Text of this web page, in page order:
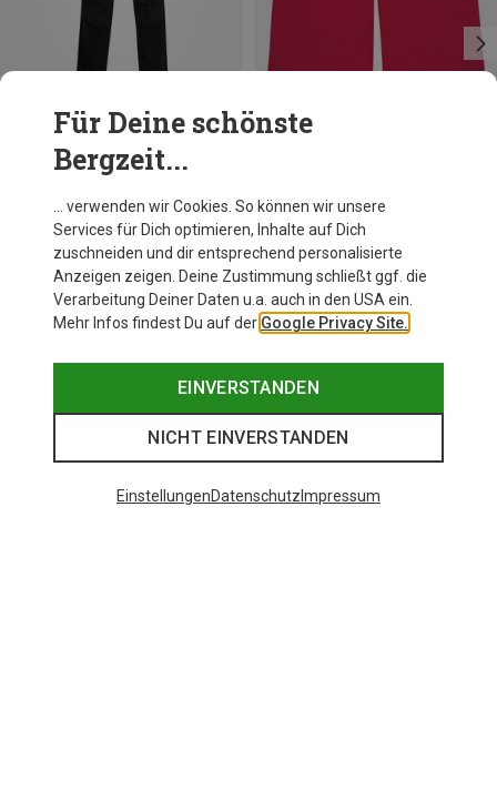
Du sparst 11%
Für Deine schönste
Bergzeit...
… verwenden wir Cookies. So können wir unsere
Services für Dich optimieren, Inhalte auf Dich
zuschneiden und dir entsprechend personalisierte
Anzeigen zeigen. Deine Zustimmung schließt ggf. die
Verarbeitung Deiner Daten u.a. auch in den USA ein.
Mehr Infos findest Du auf der Google Privacy Site.
EINVERSTANDEN
NICHT EINVERSTANDEN
EinstellungenDatenschutz Impressum